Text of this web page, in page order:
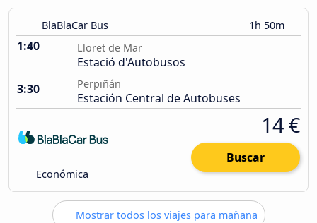
BlaBlaCar Bus 1h 50m
1:40 Lloret de Mar
Estació d'Autobusos
3:30
Perpiñán
Estación Central de Autobuses
Económica
14 €
Buscar
Mostrar todos los viajes para mañana